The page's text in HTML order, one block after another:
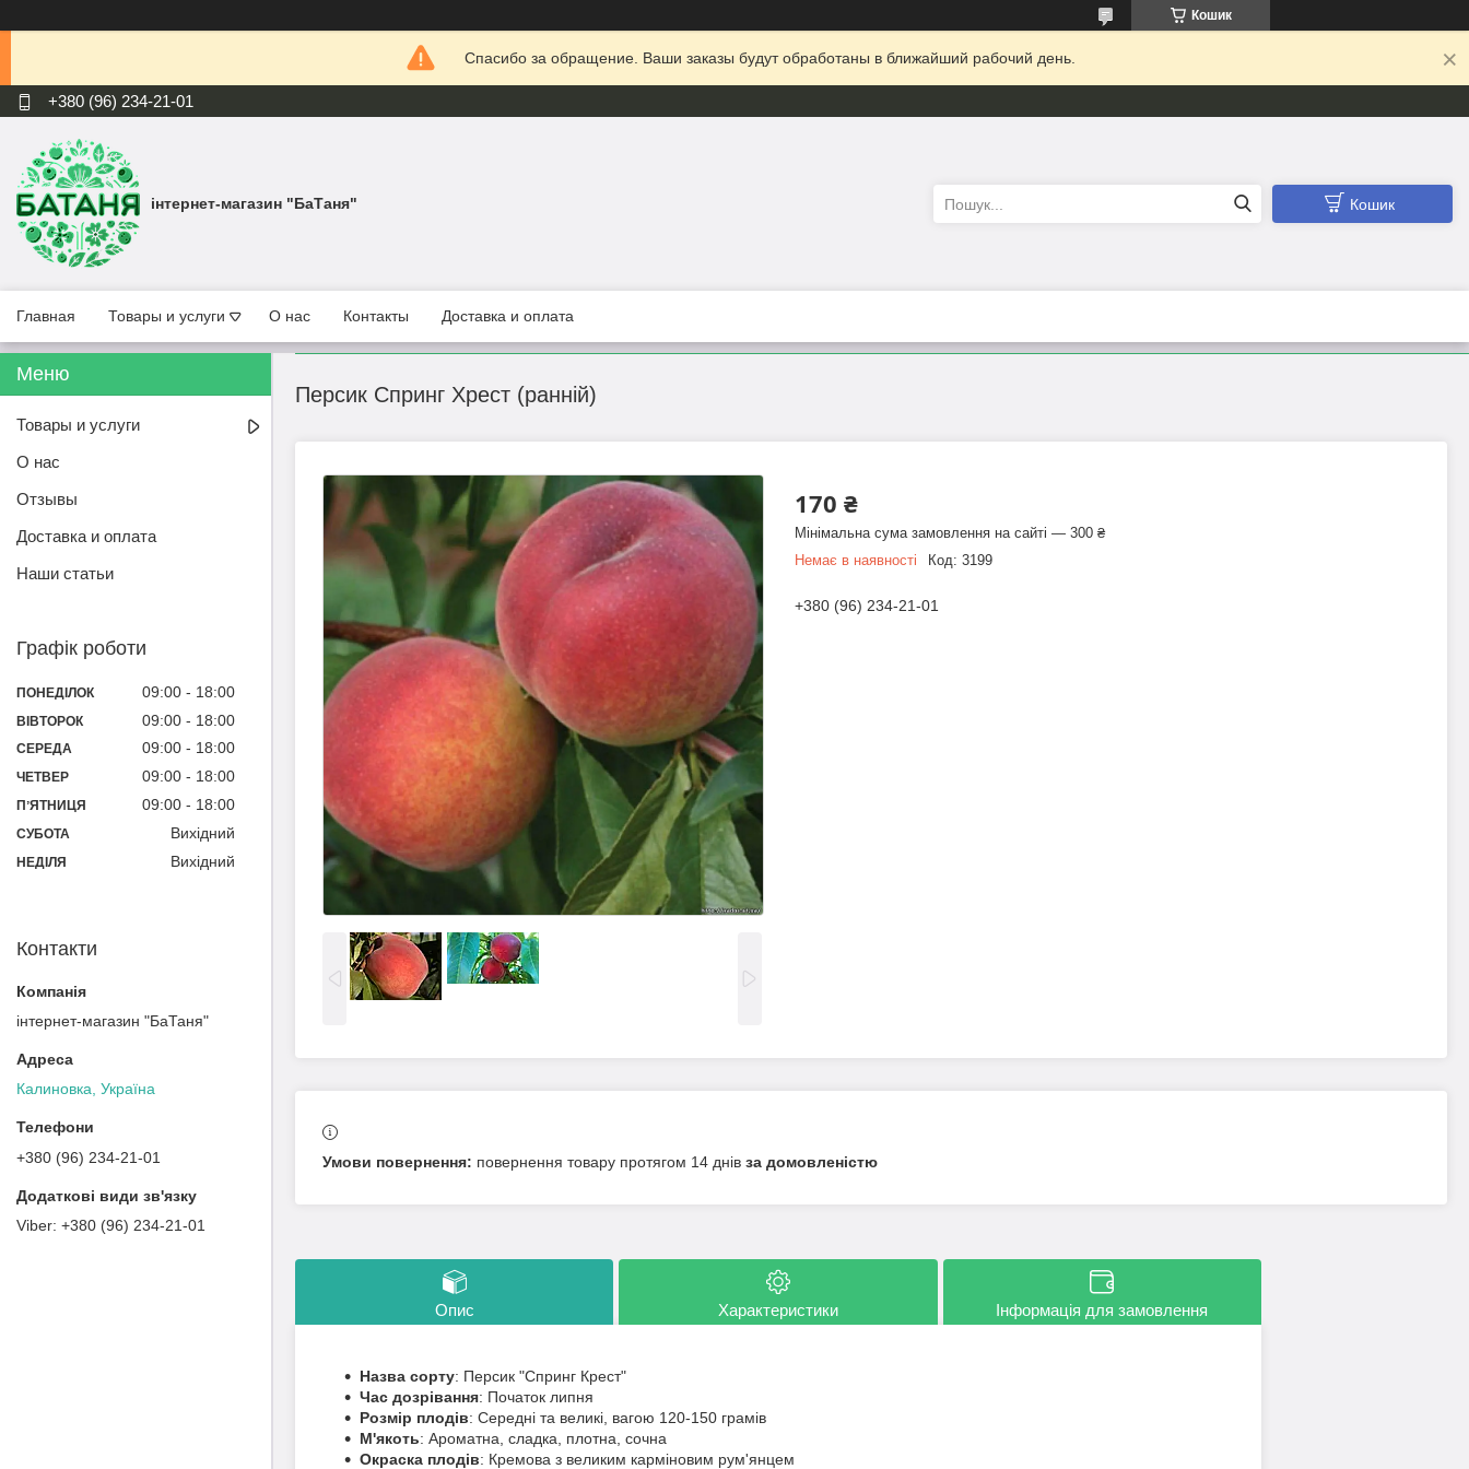
Кошик
Спасибо за обращение. Ваши заказы будут обработаны в ближайший рабочий день.
+380 (96) 234-21-01
інтернет-магазин "БаТаня" Кошик
Главная Товары и услуги О нас Контакты Доставка и оплата
Персик Спринг Хрест (ранній)
170 ₴
Мінімальна сума замовлення на сайті — 300 ₴
Немає в наявності
Код: 3199
+380 (96) 234-21-01
повернення товару протягом 14 днів за домовленістю
Опис Характеристики Інформація для замовлення
Назва сорту: Персик "Спринг Крест"
Час дозрівання: Початок липня
Розмір плодів: Середні та великі, вагою 120-150 грамів
М'якоть: Ароматна, сладка, плотна, сочна
Окраска плодів: Кремова з великим карміновим рум'янцем
Товары и услуги
О нас
Отзывы
Доставка и оплата
Наши статьи
Графік роботи
ПОНЕДІЛОК 09:00 18:00
ВІВТОРОК 09:00 18:00
СЕРЕДА 09:00 18:00
ЧЕТВЕР 09:00 18:00
ПʼЯТНИЦЯ 09:00 18:00
СУБОТА Вихідний
НЕДІЛЯ Вихідний
Контакти
інтернет-магазин "БаТаня"
Калиновка, Україна
+380 (96) 234-21-01
+380 (96) 234-21-01